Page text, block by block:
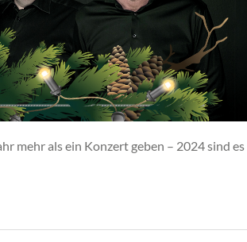
mehr als ein Konzert geben – 2024 sind es